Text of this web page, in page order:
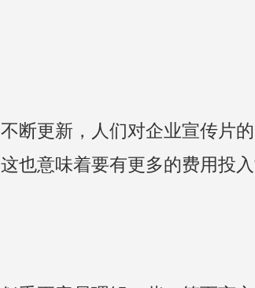
断更新，人们对企业宣传片
也意味着要有更多的费用投入